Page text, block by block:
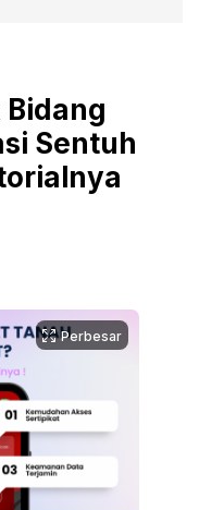
Bidang
Sentuh
Perbesar